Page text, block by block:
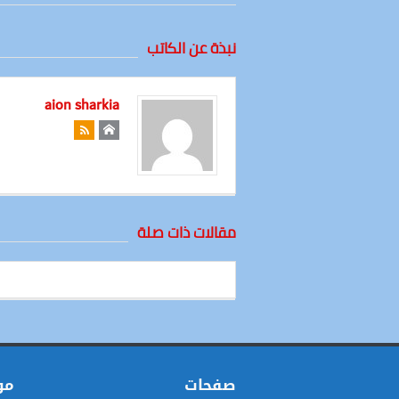
نبذة عن الكاتب
aion sharkia
مقالات ذات صلة
صفحات